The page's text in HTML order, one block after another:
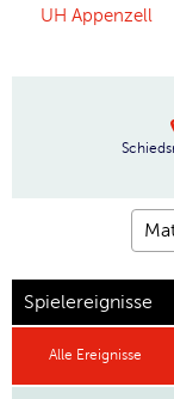
UH Appenzell
Spielereignisse
Alle Ereignisse